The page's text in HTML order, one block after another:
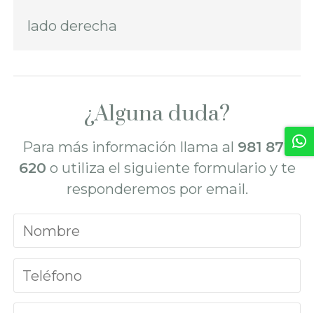
lado derecha
¿Alguna duda?
Para más información llama al 981 872
620 o utiliza el siguiente formulario y te
responderemos por email.